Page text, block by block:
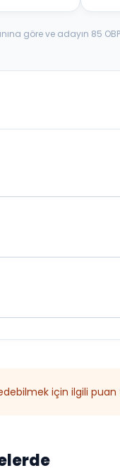
göre ve adayın 85
için ilgili puan